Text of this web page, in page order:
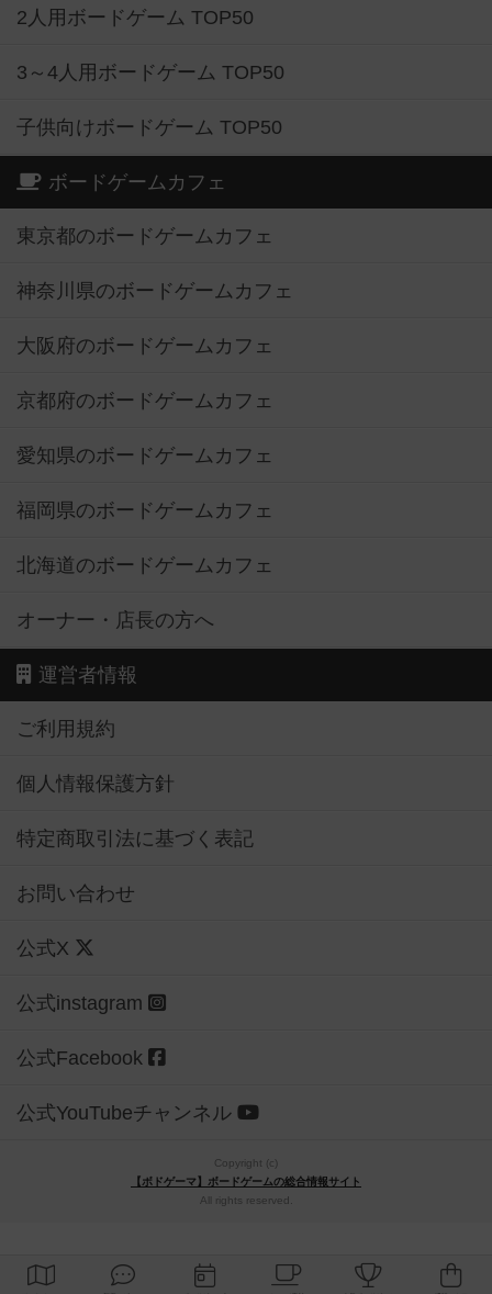
2人用ボードゲーム TOP50
3～4人用ボードゲーム TOP50
子供向けボードゲーム TOP50
ボードゲームカフェ
東京都のボードゲームカフェ
神奈川県のボードゲームカフェ
大阪府のボードゲームカフェ
京都府のボードゲームカフェ
愛知県のボードゲームカフェ
福岡県のボードゲームカフェ
北海道のボードゲームカフェ
オーナー・店長の方へ
運営者情報
ご利用規約
個人情報保護方針
特定商取引法に基づく表記
お問い合わせ
公式X
公式instagram
公式Facebook
公式YouTubeチャンネル
Copyright (c)
【ボドゲーマ】ボードゲームの総合情報サイト
All rights reserved.